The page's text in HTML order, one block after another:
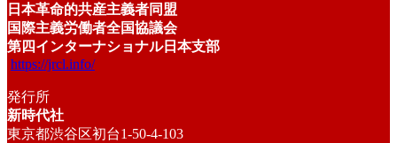
日本革命的共産主義者同盟
国際主義労働者全国協議会
第四インターナショナル日本支部
https://jrcl.info/
発行所
新時代社
東京都渋谷区初台1-50-4-103